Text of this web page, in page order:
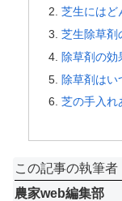
芝生にはど
芝生除草
除草剤の効
除草剤はい
芝の手入れ
この記事の執筆者
農家web編集部